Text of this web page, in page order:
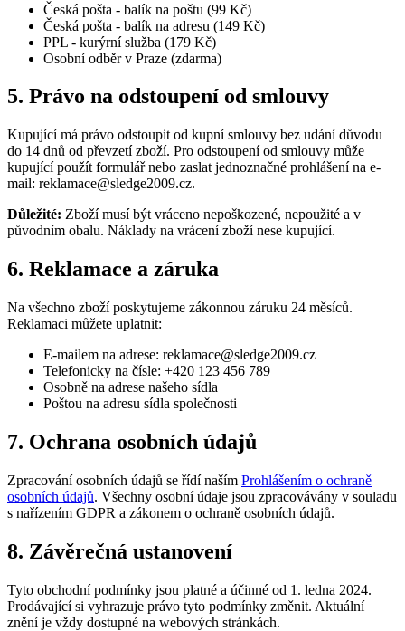
Česká pošta - balík na poštu (99 Kč)
Česká pošta - balík na adresu (149 Kč)
PPL - kurýrní služba (179 Kč)
Osobní odběr v Praze (zdarma)
5. Právo na odstoupení od smlouvy
Kupující má právo odstoupit od kupní smlouvy bez udání důvodu
do 14 dnů od převzetí zboží. Pro odstoupení od smlouvy může
kupující použít formulář nebo zaslat jednoznačné prohlášení na e-
mail: reklamace@sledge2009.cz.
Důležité: Zboží musí být vráceno nepoškozené, nepoužité a v
původním obalu. Náklady na vrácení zboží nese kupující.
6. Reklamace a záruka
Na všechno zboží poskytujeme zákonnou záruku 24 měsíců.
Reklamaci můžete uplatnit:
E-mailem na adrese: reklamace@sledge2009.cz
Telefonicky na čísle: +420 123 456 789
Osobně na adrese našeho sídla
Poštou na adresu sídla společnosti
7. Ochrana osobních údajů
Zpracování osobních údajů se řídí naším Prohlášením o ochraně
osobních údajů. Všechny osobní údaje jsou zpracovávány v souladu
s nařízením GDPR a zákonem o ochraně osobních údajů.
8. Závěrečná ustanovení
Tyto obchodní podmínky jsou platné a účinné od 1. ledna 2024.
Prodávající si vyhrazuje právo tyto podmínky změnit. Aktuální
znění je vždy dostupné na webových stránkách.